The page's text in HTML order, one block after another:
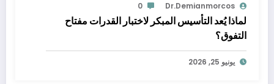
Dr.demianmorcos
0
لماذا يُعد التأسيس المبكر لاختبار القدرات مفتاح
التفوق؟
يونيو 25, 2026